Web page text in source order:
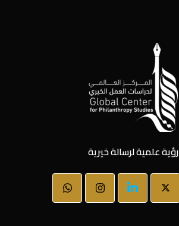
رؤية علمية لرسالة خيرية